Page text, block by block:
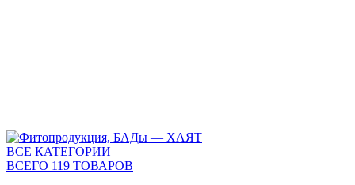
ВСЕ КАТЕГОРИИ
ВСЕГО 119 ТОВАРОВ